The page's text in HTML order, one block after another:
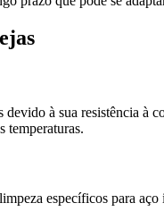
à sua resistência à
temperaturas.
específicos para